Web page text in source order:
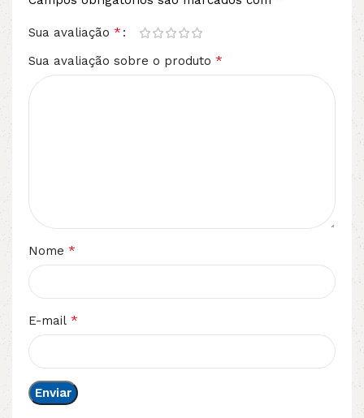
Sua avaliação *
Sua avaliação sobre o produto *
Nome *
E-mail *